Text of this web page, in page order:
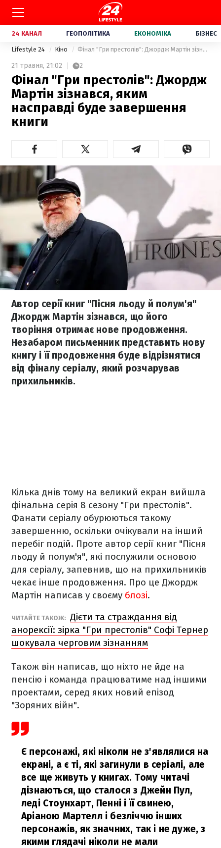
24 КАНАЛ ГЕОПОЛІТИКА ЕКОНОМІКА БІЗНЕС
Lifestyle 24 Кіно Фінал "Гри престолів": Джордж Мартін зізнався, яким насправді буде завершення книги
21 травня, 21:02 2
Фінал "Гри престолів": Джордж
Мартін зізнався, яким
насправді буде завершення
книги
Автор серії книг "Пісня льоду й полум'я"
Джордж Мартін зізнався, що його
творіння отримає нове продовження.
Незабаром письменник представить нову
книгу і її продовження буде відрізнятися
від фіналу серіалу, який розчарував
прихильників.
Кілька днів тому на великий екран вийшла
фінальна серія 8 сезону "Гри престолів".
Фанати серіалу обурюються такому
завершенню, оскільки очікували на інший
перебіг подій. Проте автор серії книг "Пісня
льоду й полум'я", які послужили основою
для серіалу, запевнив, що на прихильників
чекає інше продовження. Про це Джордж
Мартін написав у своєму блозі.
ЧИТАЙТЕ ТАКОЖ: Дієти та страждання від
анорексії: зірка "Гри престолів" Софі Тернер
шокувала черговим зізнанням
Також він написав, що ніхто не йде на
пенсію і команда працюватиме над іншими
проектами, серед яких новий епізод
"Зоряних війн".
Є персонажі, які ніколи не з'являлися на
екрані, а є ті, які загинули в серіалі, але
все ще живуть у книгах. Тому читачі
дізнаються, що сталося з Джейн Пул,
леді Стоунхарт, Пенні і її свинею,
Аріаною Мартелл і безліччю інших
персонажів, як значних, так і не дуже, з
якими глядачі ніколи не мали